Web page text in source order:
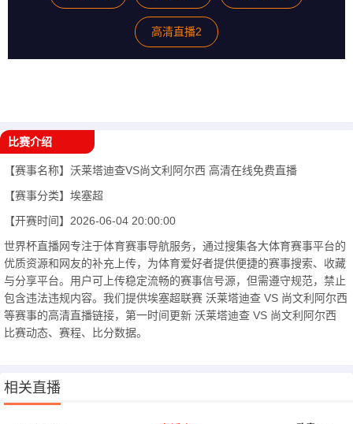
高清直播2
比赛介绍
【赛事名称】 沃莱塔迪查VS尚文利阿尔西 高清在线免费直播
【赛事分类】 埃塞超
【开赛时间】 2026-06-04 20:00:00
世界杯直播网专注于体育赛事导航服务，通过搜集各大体育赛事平台的
优质资源和网友的补充上传，为体育爱好者提供便捷的赛事搜索、收藏
与分享平台。用户可上传稳定流畅的赛事信号源，但需遵守规范，禁止
包含违法违规内容。我们提供埃塞超联赛 沃莱塔迪查 VS 尚文利阿尔西
等赛事的高清直播链接，第一时间更新 沃莱塔迪查 VS 尚文利阿尔西
比赛动态、赛程、比分数据。
相关直播